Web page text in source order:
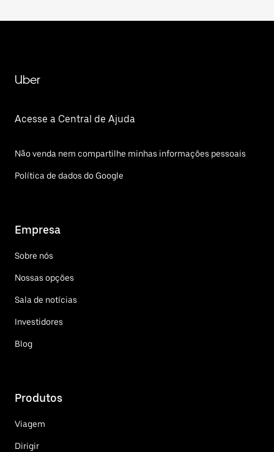
Uber
Acesse a Central de Ajuda
Não venda nem compartilhe minhas informações pessoais
Política de dados do Google
Empresa
Sobre nós
Nossas opções
Sala de notícias
Investidores
Blog
Produtos
Viagem
Dirigir